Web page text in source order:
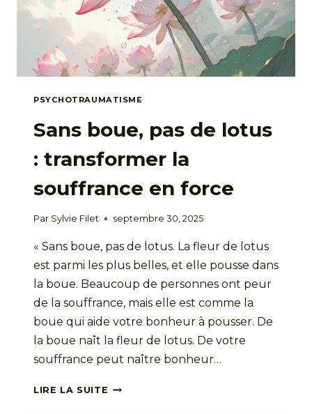
PSYCHOTRAUMATISME
Sans boue, pas de lotus
: transformer la
souffrance en force
Par Sylvie Filet septembre 30, 2025
« Sans boue, pas de lotus. La fleur de lotus
est parmi les plus belles, et elle pousse dans
la boue. Beaucoup de personnes ont peur
de la souffrance, mais elle est comme la
boue qui aide votre bonheur à pousser. De
la boue naît la fleur de lotus. De votre
souffrance peut naître bonheur…
LIRE LA SUITE SANS